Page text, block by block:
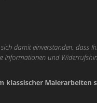
damit einverstanden, dass
Informationen und
klassischer Malerarbeiten